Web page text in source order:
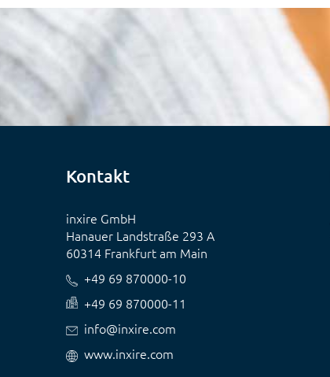
Kontakt
inxire GmbH
Hanauer Landstraße 293 A
60314 Frankfurt am Main
+49 69 870000-10
+49 69 870000-11
info@inxire.com
www.inxire.com